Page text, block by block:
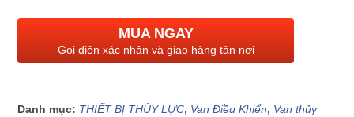
MUA NGAY
Gọi điện xác nhận và giao hàng tận nơi
Danh mục: THIẾT BỊ THỦY LỰC, Van Điều Khiển, Van thủy